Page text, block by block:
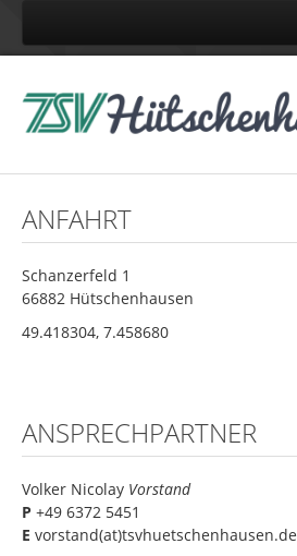
Home
Abteilungen
Judo
Karate
Pétanque
Schach
Tennis
Turnen
News TSV
News Judo
News Schach
ANFAHRT
Schanzerfeld 1
66882 Hütschenhausen
49.418304, 7.458680
ANSPRECHPARTNER
Volker Nicolay Vorstand
P +49 6372 5451
E vorstand(at)tsvhuetschenhausen.de